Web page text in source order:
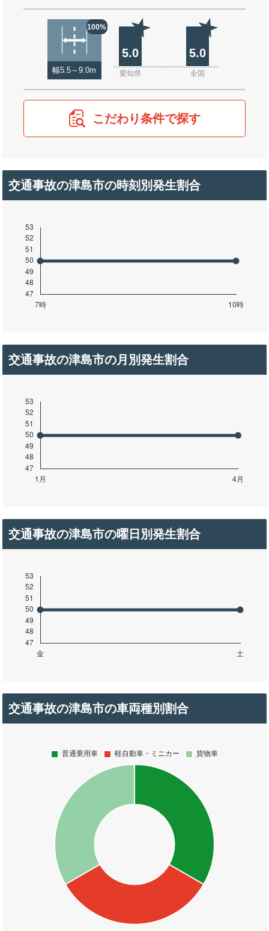
100%
幅5.5～9.0m
5.0 5.0
愛知県 全国
こだわり条件で探す
交通事故の津島市の時刻別発生割合
交通事故の津島市の月別発生割合
交通事故の津島市の曜日別発生割合
交通事故の津島市の車両種別割合